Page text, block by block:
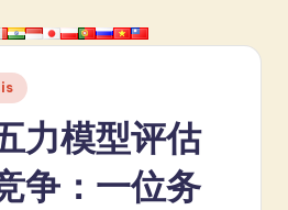
力模型评估
争：一位务